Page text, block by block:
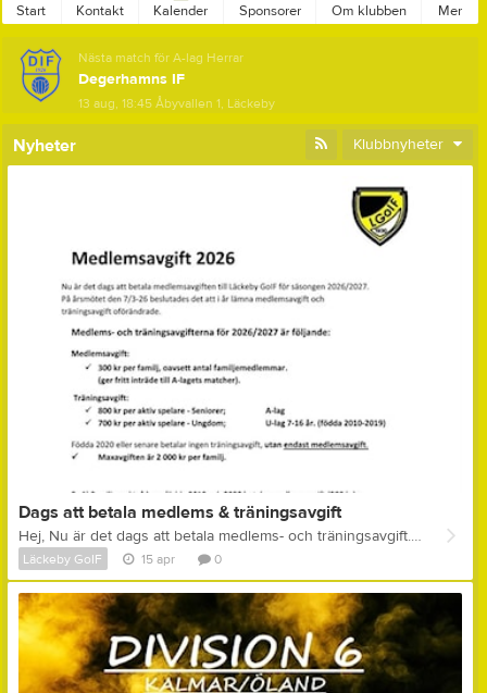
Start Kontakt Kalender Sponsorer Om klubben Mer
Nästa match för A-lag Herrar
Degerhamns IF
13 aug, 18:45Åbyvallen 1, Läckeby
Nyheter Klubbnyheter
Dags att betala medlems & träningsavgift
Hej, Nu är det dags att betala medlems- och träningsavgift. Se bild för information.
Läckeby GoIF 15 apr 0